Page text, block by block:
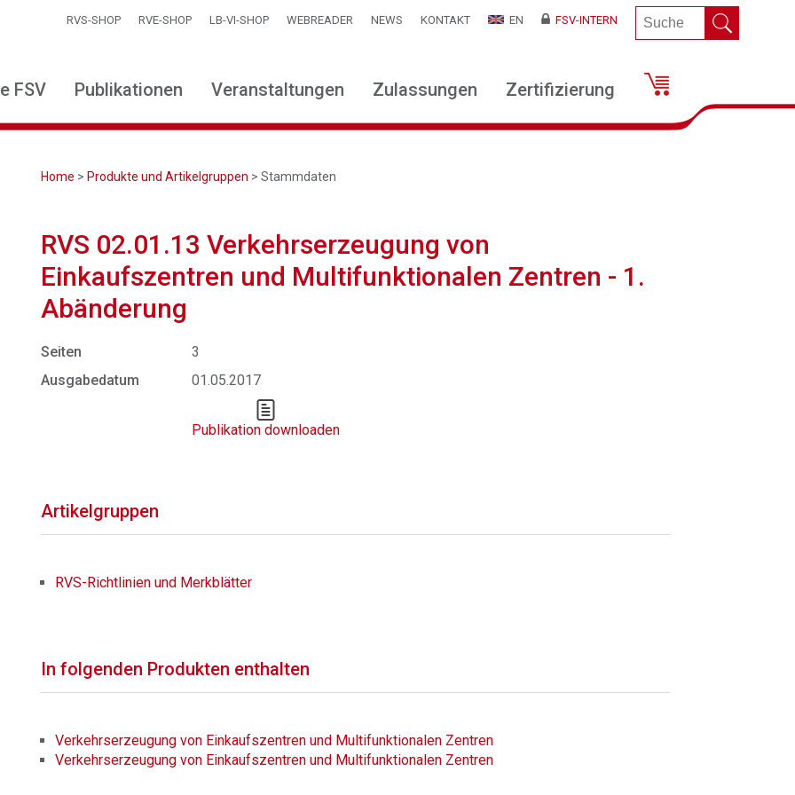
RVS-SHOP RVE-SHOP LB-VI-SHOP WEBREADER NEWS KONTAKT EN FSV-INTERN
FSV Publikationen Veranstaltungen Zulassungen Zertifizierung
Home > Produkte und Artikelgruppen > Stammdaten
RVS 02.01.13 Verkehrserzeugung von
Einkaufszentren und Multifunktionalen Zentren - 1.
Abänderung
Seiten
3
Ausgabedatum
01.05.2017
Publikation downloaden
Artikelgruppen
RVS-Richtlinien und Merkblätter
In folgenden Produkten enthalten
Verkehrserzeugung von Einkaufszentren und Multifunktionalen Zentren
Verkehrserzeugung von Einkaufszentren und Multifunktionalen Zentren